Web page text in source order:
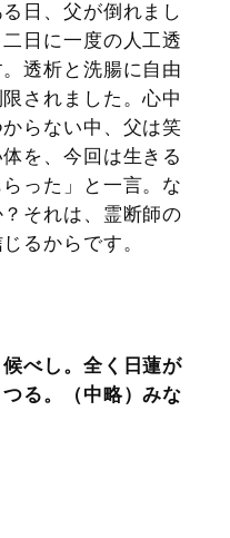
日、父が倒れまし
日に一度の人工透
透析と洗腸に自由
されました。心中
らない中、父は笑
を、今回は生きる
った」と一言。な
それは、霊断師の
るからです。
べし。全く日蓮が
る。（中略）みな